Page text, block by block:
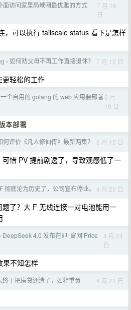
面访问家里局域网最优雅的方式
7 月 16
日
，可以执行 tailscale status 看下是怎样
› 如何劝父母不再工作直接退休？ 7 月 10 日
更轻松的工作
一个自用的 golang 的 web 应用要部署6 月
19 日
本部署
何评价《凡人修仙传》最新两集？ 6 月 15 日
惜 PV 提前剧透了，导致观感低了一
彻底沦为历史了，公司宣布停业。 4 月 25 日
了？大 F 无线连接一对电池能用一
› DeepSeek 4.0 发布在即, 官网 Price
4 月 24
日
果不知怎样
终于把房贷还清了，如释重负 4 月 21 日